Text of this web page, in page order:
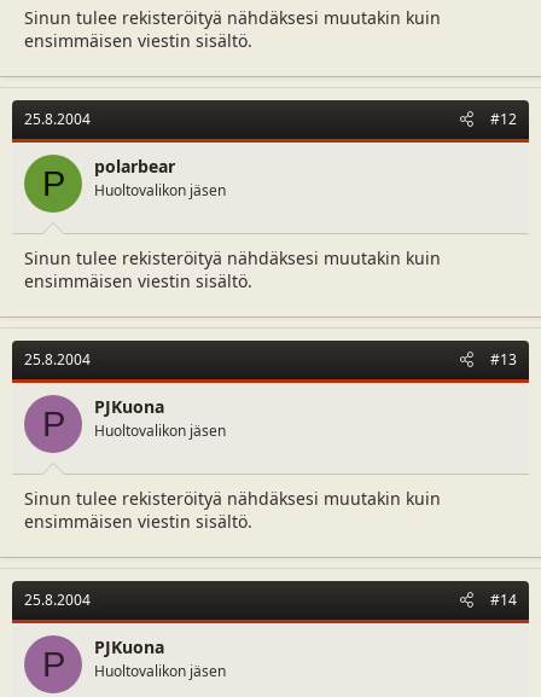
Sinun tulee rekisteröityä nähdäksesi muutakin kuin
ensimmäisen viestin sisältö.
25.8.2004 #12
P polarbear
Huoltovalikon jäsen
Sinun tulee rekisteröityä nähdäksesi muutakin kuin
ensimmäisen viestin sisältö.
25.8.2004 #13
P PJKuona
Huoltovalikon jäsen
Sinun tulee rekisteröityä nähdäksesi muutakin kuin
ensimmäisen viestin sisältö.
25.8.2004 #14
P PJKuona
Huoltovalikon jäsen